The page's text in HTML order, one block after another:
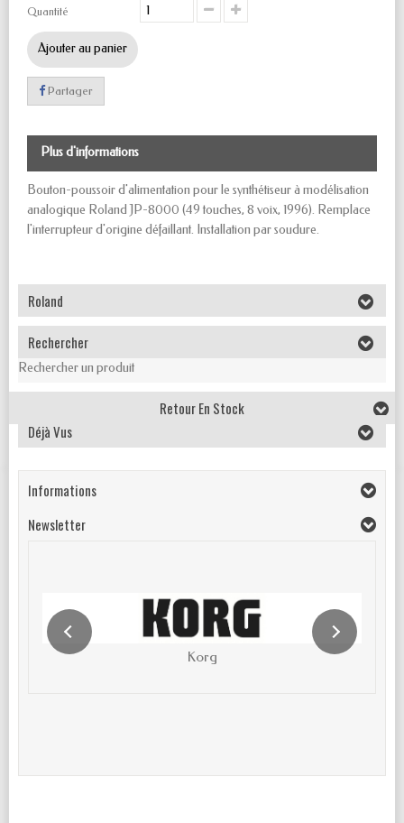
Quantité
Ajouter au panier
Partager
Plus d'informations
Bouton-poussoir d'alimentation pour le synthétiseur à modélisation
analogique Roland JP-8000 (49 touches, 8 voix, 1996). Remplace
l'interrupteur d'origine défaillant. Installation par soudure.
Roland
Rechercher
Rechercher un produit
Retour En Stock
Déjà Vus
Informations
Newsletter
Korg